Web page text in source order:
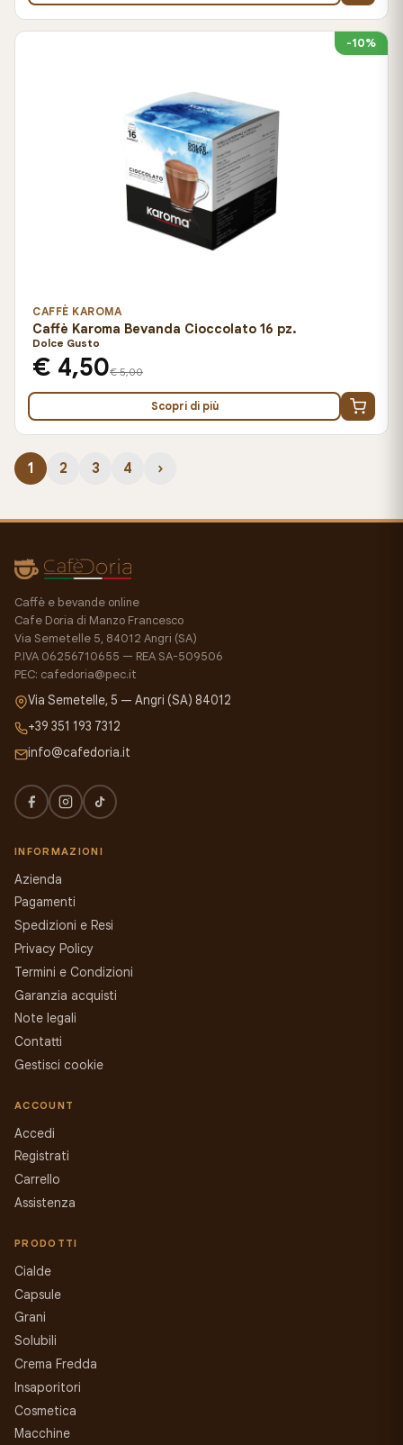
-10%
CAFFÈ KAROMA
Caffè Karoma Bevanda Cioccolato 16 pz.
Dolce Gusto
€ 4,50€ 5,00
Scopri di più
1 2 3 4 ›
Caffè e bevande online
Cafe Doria di Manzo Francesco
Via Semetelle 5, 84012 Angri (SA)
P.IVA 06256710655 — REA SA-509506
PEC: cafedoria@pec.it
Via Semetelle, 5 — Angri (SA) 84012
+39 351 193 7312
info@cafedoria.it
INFORMAZIONI
Azienda
Pagamenti
Spedizioni e Resi
Privacy Policy
Termini e Condizioni
Garanzia acquisti
Note legali
Contatti
Gestisci cookie
ACCOUNT
Accedi
Registrati
Carrello
Assistenza
PRODOTTI
Cialde
Capsule
Grani
Solubili
Crema Fredda
Insaporitori
Cosmetica
Macchine